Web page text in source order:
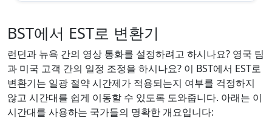
BST에서 EST로 변환기
런던과 뉴욕 간의 영상 통화를 설정하려고 하시나요? 영국 팀
과 미국 고객 간의 일정 조정을 하시나요? 이 BST에서 EST로
변환기는 일광 절약 시간제가 적용되는지 여부를 걱정하지
않고 시간대를 쉽게 이동할 수 있도록 도와줍니다. 아래는 이
시간대를 사용하는 국가들의 명확한 개요입니다: